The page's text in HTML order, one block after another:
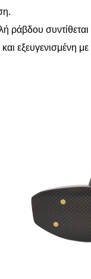
ράβδου
και